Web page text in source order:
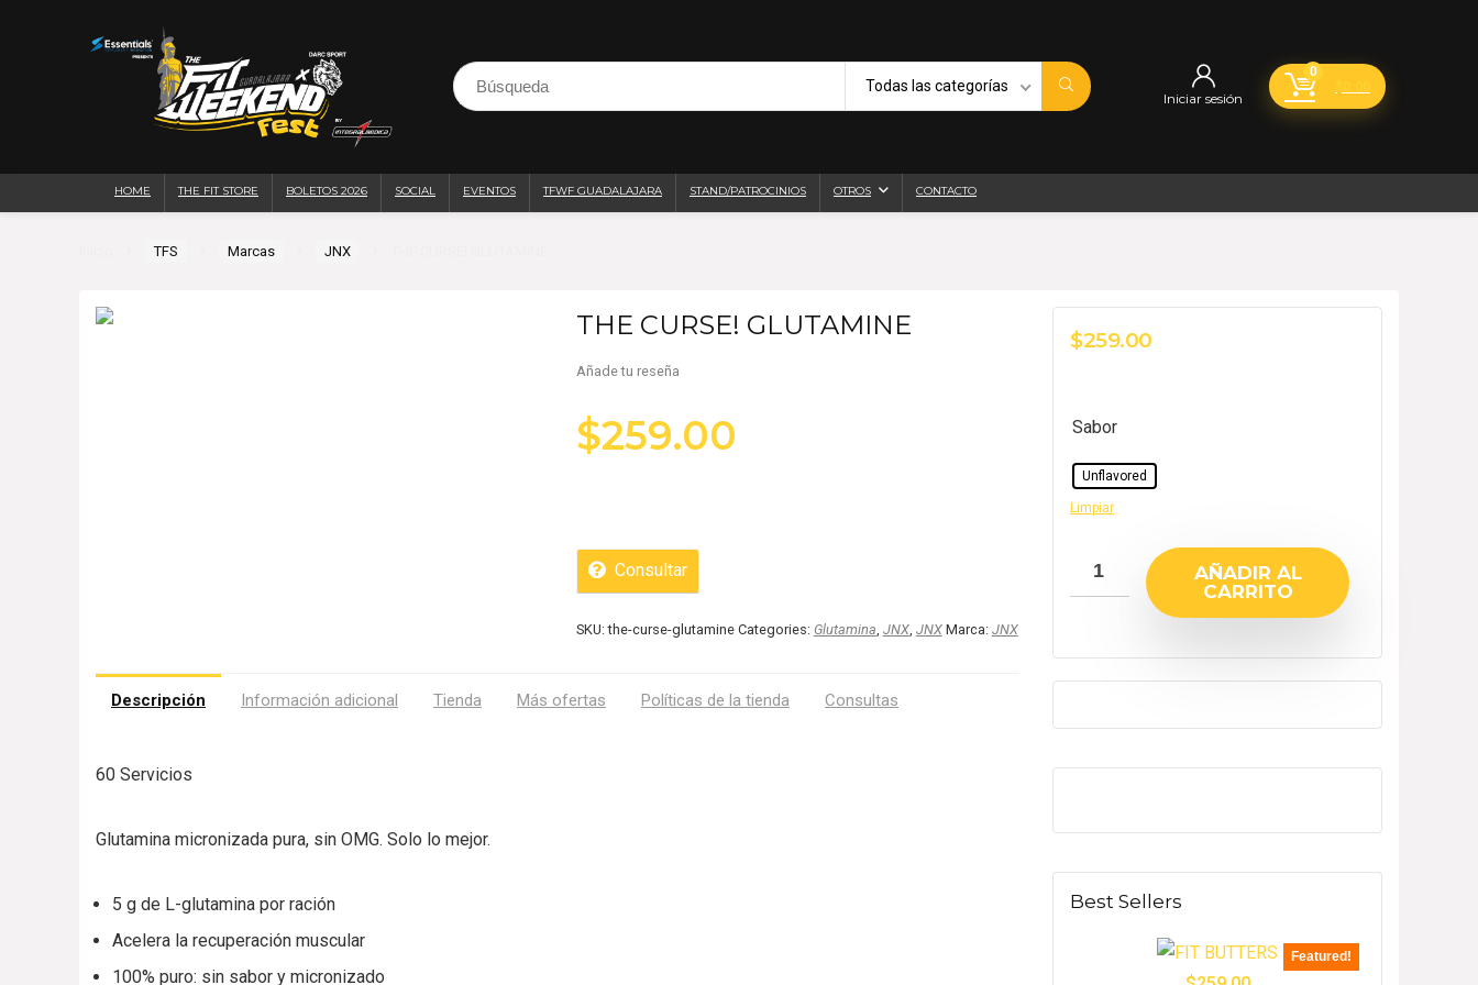
Todas las categorías
Iniciar sesión
0
HOME THE FIT STORE BOLETOS 2026 SOCIAL EVENTOS TFWF GUADALAJARA STAND/PATROCINIOS OTROS CONTACTO
TFS Marcas JNX
THE CURSE! GLUTAMINE
Añade tu reseña
$259.00
Consultar
SKU:the-curse-glutamine Categories: Glutamina JNX, JNX Marca: JNX
Descripción Información adicional Tienda Más ofertas Políticas de la tienda Consultas
60 Servicios
Glutamina micronizada pura, sin OMG. Solo lo mejor.
5 g de L-glutamina por ración
Acelera la recuperación muscular
100% puro: sin sabor y micronizado
$259.00
Sabor
Unflavored
Limpiar
AÑADIR AL
CARRITO
Best Sellers
Featured!